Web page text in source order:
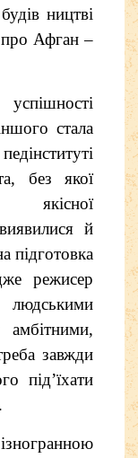
ництві
Афган –
стала
без якої
якісної
й
підготовка
режисер
завжди
під’їхати